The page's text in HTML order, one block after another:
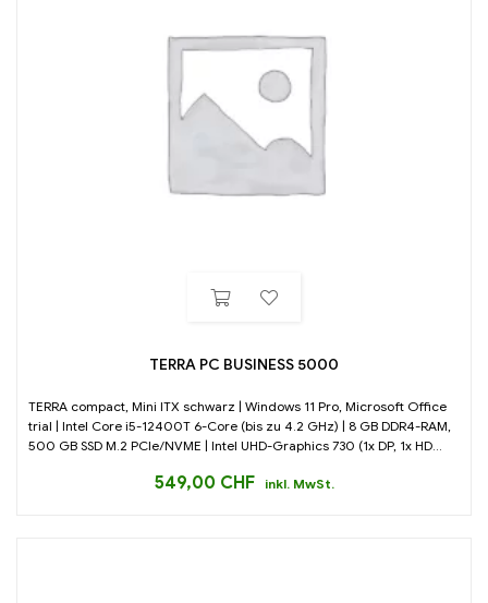
TERRA PC BUSINESS 5000
TERRA compact, Mini ITX schwarz | Windows 11 Pro, Microsoft Office
trial | Intel Core i5-12400T 6-Core (bis zu 4.2 GHz) | 8 GB DDR4-RAM,
500 GB SSD M.2 PCIe/NVME | Intel UHD-Graphics 730 (1x DP, 1x HD...
549,00 CHF inkl. MwSt.